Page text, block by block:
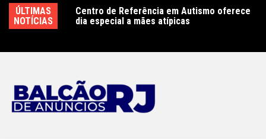
para
ÚLTIMAS
NOTÍCIAS
Centro de Referência em Autismo oferece
dia especial a mães atípicas
Clin moderniza uniformes e reforça cuidado
com a saúde dos garis – Prefeitura